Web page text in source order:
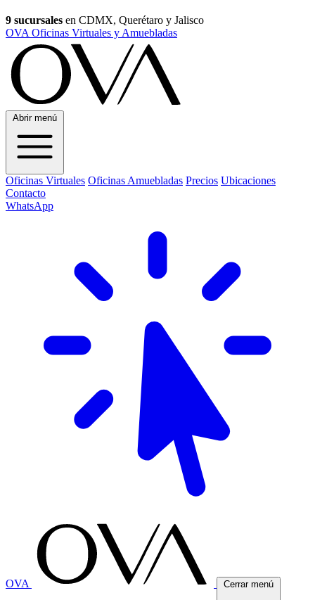
9 sucursales en CDMX, Querétaro y Jalisco
OVA Oficinas Virtuales y Amuebladas
Abrir menú
Oficinas Virtuales Oficinas Amuebladas Precios Ubicaciones
Contacto
WhatsApp
OVA Cerrar menú